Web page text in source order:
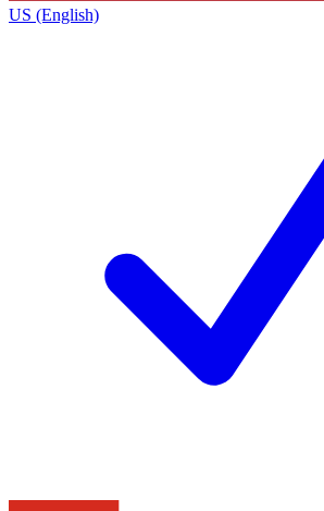
US (English)